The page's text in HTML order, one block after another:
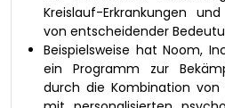
Kreislauf-Erkrankungen
von entscheidender
Beispielsweise hat Noom,
ein Programm zur
durch die Kombination von